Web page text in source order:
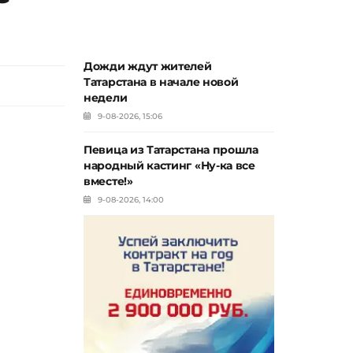
Дожди ждут жителей
Татарстана в начале новой
недели
9-08-2026, 15:06
Певица из Татарстана прошла
народный кастинг «Ну-ка все
вместе!»
9-08-2026, 14:00